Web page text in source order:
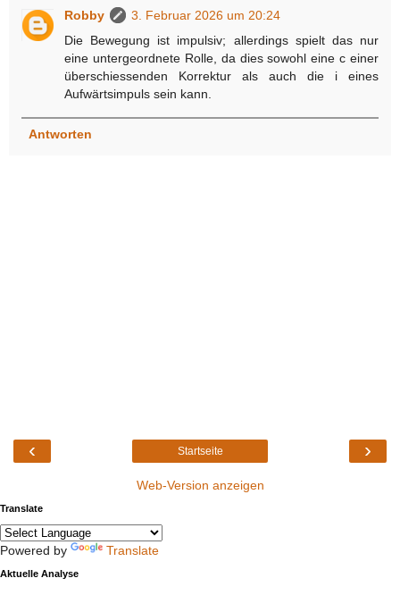
Robby
3. Februar 2026 um 20:24
Die Bewegung ist impulsiv; allerdings spielt das nur
eine untergeordnete Rolle, da dies sowohl eine c einer
überschiessenden Korrektur als auch die i eines
Aufwärtsimpuls sein kann.
Antworten
‹ ›
Startseite
Web-Version anzeigen
Translate
Powered by Translate
Aktuelle Analyse